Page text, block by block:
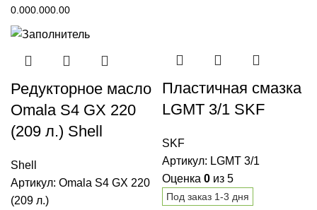
0.000.000.00
Редукторное масло
Omala S4 GX 220
(209 л.) Shell
Shell
Артикул: Omala S4 GX 220
(209 л.)
Пластичная смазка
LGMT 3/1 SKF
SKF
Артикул: LGMT 3/1
Оценка 0 из 5
Под заказ 1-3 дня